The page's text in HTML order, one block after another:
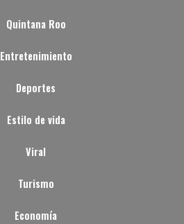
Quintana Roo
Entretenimiento
Deportes
Estilo de vida
Viral
Turismo
Economía